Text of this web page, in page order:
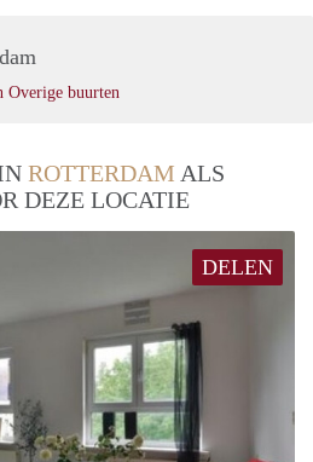
Overige buurten
ROTTERDAM ALS
DEZE LOCATIE
DELEN